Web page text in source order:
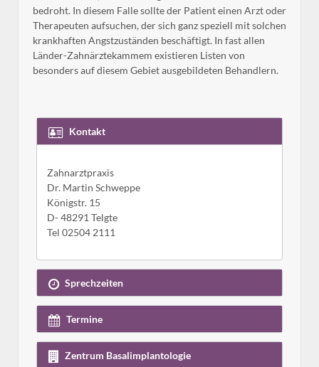
bedroht. In diesem Falle sollte der Patient einen Arzt oder
Therapeuten aufsuchen, der sich ganz speziell mit solchen
krankhaften Angstzuständen beschäftigt. In fast allen
Länder-Zahnärztekammem existieren Listen von
besonders auf diesem Gebiet ausgebildeten Behandlern.
Kontakt
Zahnarztpraxis
Dr. Martin Schweppe
Königstr. 15
D- 48291 Telgte
Tel 02504 2111
Sprechzeiten
Termine
Zentrum Basalimplantologie